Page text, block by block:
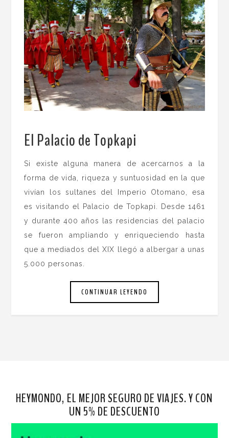
El Palacio de Topkapi
Si existe alguna manera de acercarnos a la
forma de vida, riqueza y suntuosidad en la que
vivían los sultanes del Imperio Otomano, esa
es visitando el Palacio de Topkapi. Desde 1461
y durante 400 años las residencias del palacio
se fueron ampliando y enriqueciendo hasta
que a mediados del XIX llegó a albergar a unas
5.000 personas.
CONTINUAR LEYENDO
HEYMONDO, EL MEJOR SEGURO DE VIAJES. Y CON
UN 5% DE DESCUENTO